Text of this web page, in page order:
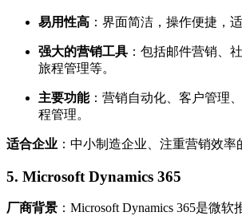
易用性高 ：界面简洁，操作便捷，
强大的营销工具 ：包括邮件营销、
旅程管理等。
主要功能：营销自动化、客户管理
程管理。
适合企业 ：中小制造企业、注重营销效率
5. Microsoft Dynamics 365
厂商背景 ：Microsoft Dynamics 365是微